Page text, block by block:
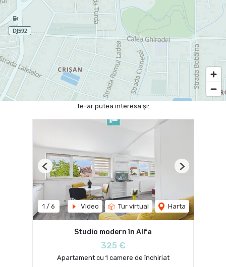
Te-ar putea interesa și:
1 / 6 Video Tur virtual Harta
Previous Next
Studio modern în Alfa
325 €
Apartament cu 1 camere de închiriat